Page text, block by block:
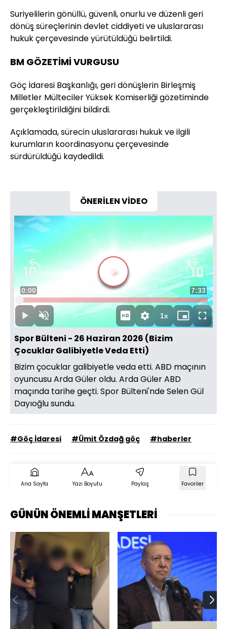
Suriyelilerin gönüllü, güvenli, onurlu ve düzenli geri
dönüş süreçlerinin devlet ciddiyeti ve uluslararası
hukuk çerçevesinde yürütüldüğü belirtildi.
BM GÖZETİMİ VURGUSU
Göç İdaresi Başkanlığı, geri dönüşlerin Birleşmiş
Milletler Mülteciler Yüksek Komiserliği gözetiminde
gerçekleştirildiğini bildirdi.
Açıklamada, sürecin uluslararası hukuk ve ilgili
kurumların koordinasyonu çerçevesinde
sürdürüldüğü kaydedildi.
ÖNERİLEN VİDEO
Videoyu
Oynat
OynatSesi
Aç
Süre
0:00 Toplam
Süre
7:33
Yüklendi:
1.03%
1xOynatma
Hızı
Mini
oynatıcı
Tam
Ekran
Spor Bülteni - 26 Haziran 2026 (Bizim
Çocuklar Galibiyetle Veda Etti)
Bizim çocuklar galibiyetle veda etti. ABD maçının
oyuncusu Arda Güler oldu. Arda Güler ABD
maçında tarihe geçti. Spor Bülteni'nde Selen Gül
Dayıoğlu sundu.
#Göç İdaresi #Ümit Özdağ göç #haberler
Ana Sayfa Yazı Boyutu Paylaş Favoriler
GÜNÜN ÖNEMLİ MANŞETLERİ